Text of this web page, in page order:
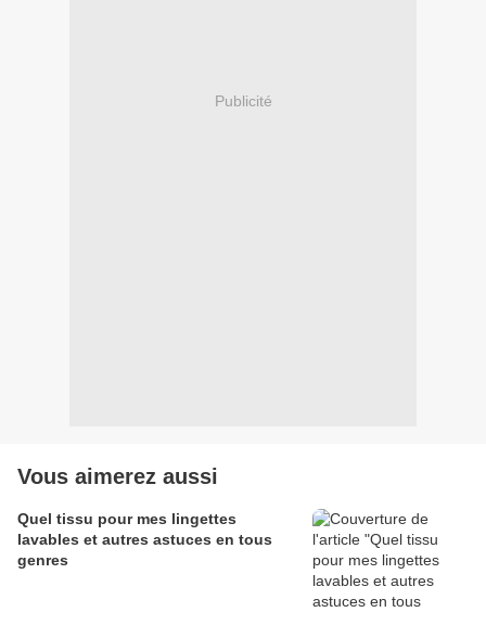
Publicité
Vous aimerez aussi
Quel tissu pour mes lingettes
lavables et autres astuces en tous
genres